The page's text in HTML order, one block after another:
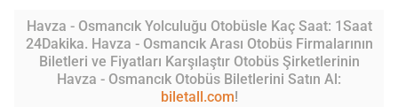
Havza - Osmancık Yolculuğu Otobüsle Kaç Saat: 1Saat
24Dakika. Havza - Osmancık Arası Otobüs Firmalarının
Biletleri ve Fiyatları Karşılaştır Otobüs Şirketlerinin
Havza - Osmancık Otobüs Biletlerini Satın Al:
biletall.com!